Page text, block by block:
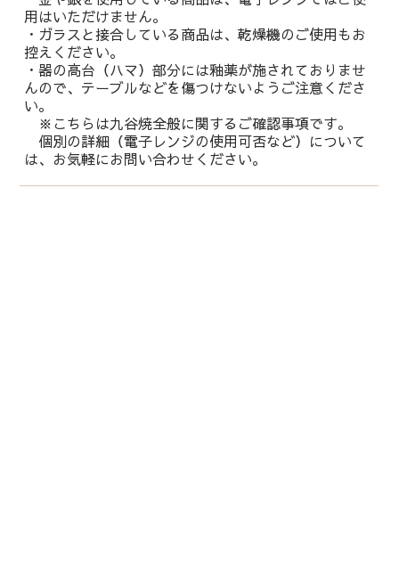
用はいただけません。
・ガラスと接合している商品は、乾燥機のご使用もお
控えください。
・器の高台（ハマ）部分には釉薬が施されておりませ
んので、テーブルなどを傷つけないようご注意くださ
い。
※こちらは九谷焼全般に関するご確認事項です。
個別の詳細（電子レンジの使用可否など）について
は、お気軽にお問い合わせください。